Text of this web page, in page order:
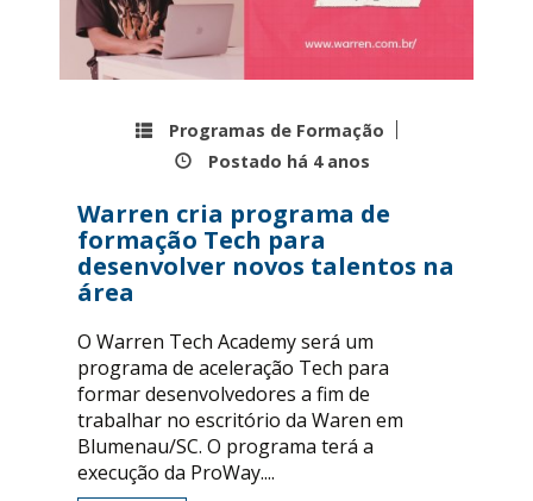
Programas de Formação
Postado há 4 anos
Warren cria programa de
formação Tech para
desenvolver novos talentos na
área
O Warren Tech Academy será um
programa de aceleração Tech para
formar desenvolvedores a fim de
trabalhar no escritório da Waren em
Blumenau/SC. O programa terá a
execução da ProWay....